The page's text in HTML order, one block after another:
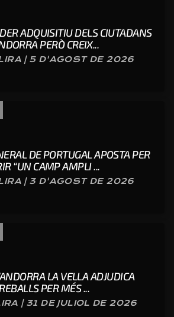
ADQUISITIU DELS CIUTADANS
PERÒ CREIX...
| 5 D'AGOST DE 2026
DE PORTUGAL APOSTA PER
“UN CAMP AMPLI ...
| 3 D'AGOST DE 2026
LA VELLA ADJUDICA
PER MÉS ...
| 31 DE JULIOL DE 2026